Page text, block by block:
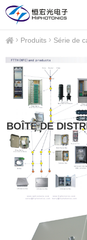
Produits Série de
BOÎTE DE